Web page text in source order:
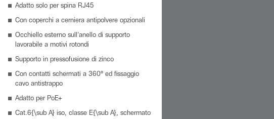
Adatto solo per spina RJ45
Con coperchi a cerniera antipolvere opzionali
Occhiello esterno sull'anello di supporto
lavorabile a motivi rotondi
Supporto in pressofusione di zinco
Con contatti schermati a 360° ed fissaggio
cavo antistrappo
Adatto per PoE+
Cat.6{\sub A} iso, classe E{\sub A}, schermato